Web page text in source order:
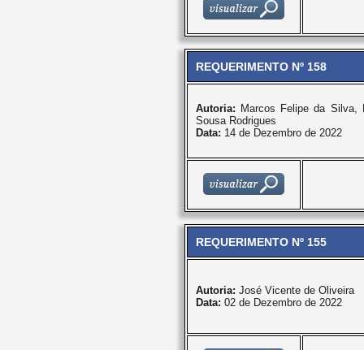
REQUERIMENTO Nº 158
Autoria: Marcos Felipe da Silva,
Sousa Rodrigues
Data: 14 de Dezembro de 2022
REQUERIMENTO Nº 155
Autoria: José Vicente de Oliveira
Data: 02 de Dezembro de 2022